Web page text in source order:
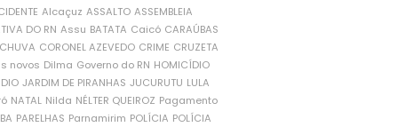
Alcaçuz ASSALTO ASSEMBLEIA
DO RN Assu BATATA Caicó CARAÚBAS
CORONEL AZEVEDO CRIME CRUZETA
novos Dilma Governo do RN HOMICÍDIO
JARDIM DE PIRANHAS JUCURUTU LULA
NATAL Nilda NÉLTER QUEIROZ Pagamento
PARELHAS Parnamirim POLÍCIA POLÍCIA